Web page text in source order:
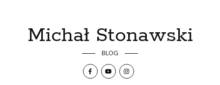
Michał Stonawski
BLOG